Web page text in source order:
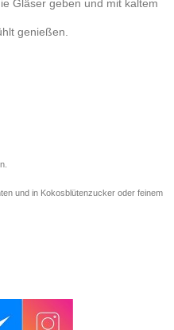
Gläser geben und mit kaltem
genießen.
und in Kokosblütenzucker oder feinem